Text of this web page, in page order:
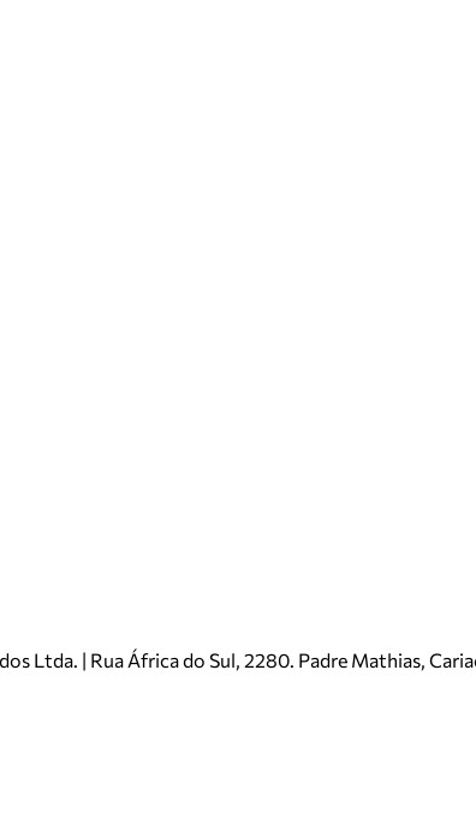
Ltda. | Rua África do Sul, 2280. Padre Mathias,